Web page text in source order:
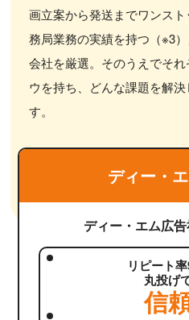
画立案から発送までワンス
務局業務の実績を持つ（※3
会社を厳選。そのうえでそ
ウを持ち、どんな課題を解
す。
ディー・
ディー・エム広
リピート
丸投げ
信